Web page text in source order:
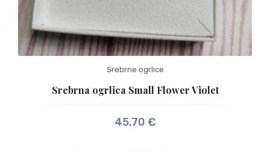
Srebrne ogrlice
Srebrna ogrlica Small Flower Violet
45,70 €